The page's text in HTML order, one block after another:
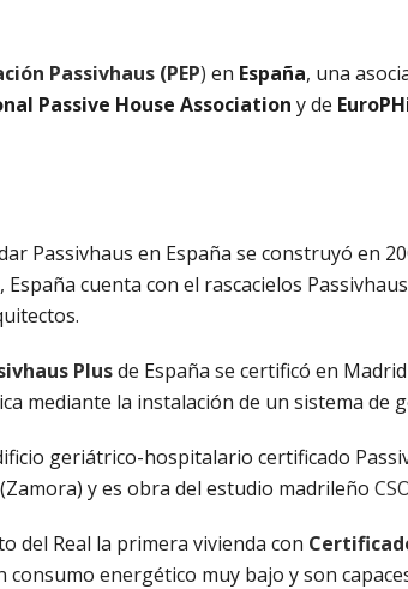
Passivhaus (PEP) en España, una
Passive House Association y de
Passivhaus en España se construyó en
España cuenta con el rascacielos
Plusde España se certificó en
mediante la instalación de un sistema de
geriátrico-hospitalario certificado
y es obra del estudio madrileño
del Real la primera vivienda con
consumo energético muy bajo y son